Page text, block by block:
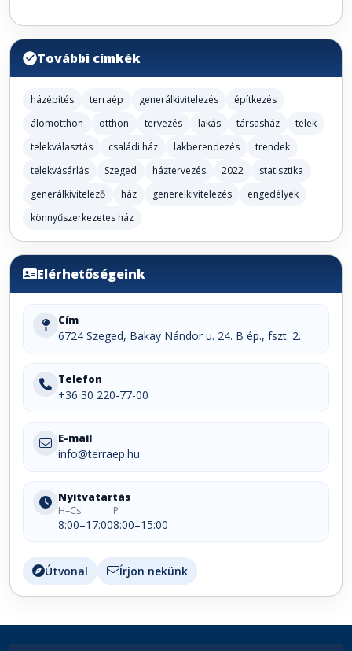
További címkék
házépítés terraép generálkivitelezés
építkezés
álomotthon
otthon tervezés lakás társasház
telek
telekválasztás
családi ház lakberendezés
trendek
telekvásárlás
Szeged háztervezés 2022
statisztika
generálkivitelező
ház generélkivitelezés
engedélyek
könnyűszerkezetes ház
Elérhetőségeink
Cím
6724 Szeged, Bakay Nándor u. 24. B ép., fszt. 2.
Telefon
+36 30 220-77-00
E-mail
info@terraep.hu
Nyitvatartás
H–Cs
8:00–17:00
P
8:00–15:00
Útvonal Írjon nekünk